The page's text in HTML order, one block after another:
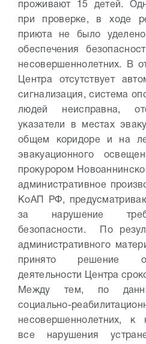
проживают 15 детей.
при проверке, в ходе
приюта не было
обеспечения
несовершеннолетних. В
Центра отсутствует
сигнализация, система
людей неисправна,
указатели в местах
общем коридоре и на
эвакуационного
прокурором
административное
КоАП РФ,
за нарушение
безопасности.
По
административного
принято решение о
деятельности Центра
Между тем, по
социально-
несовершеннолетних, к
все нарушения